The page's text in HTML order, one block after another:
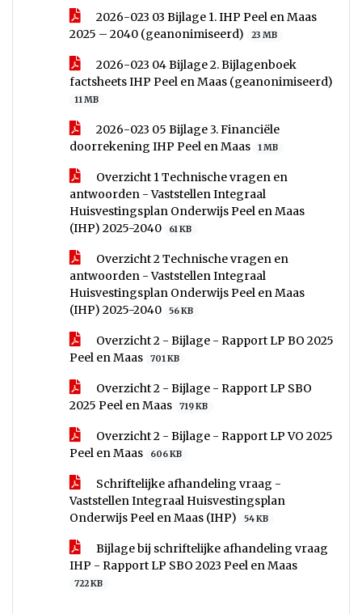
2026-023 03 Bijlage 1. IHP Peel en Maas
2025 – 2040 (geanonimiseerd)
23 MB
2026-023 04 Bijlage 2. Bijlagenboek
factsheets IHP Peel en Maas (geanonimiseerd)
11 MB
2026-023 05 Bijlage 3. Financiële
doorrekening IHP Peel en Maas
1 MB
Overzicht 1 Technische vragen en
antwoorden - Vaststellen Integraal
Huisvestingsplan Onderwijs Peel en Maas
(IHP) 2025-2040
61 KB
Overzicht 2 Technische vragen en
antwoorden - Vaststellen Integraal
Huisvestingsplan Onderwijs Peel en Maas
(IHP) 2025-2040
56 KB
Overzicht 2 - Bijlage - Rapport LP BO 2025
Peel en Maas
701 KB
Overzicht 2 - Bijlage - Rapport LP SBO
2025 Peel en Maas
719 KB
Overzicht 2 - Bijlage - Rapport LP VO 2025
Peel en Maas
606 KB
Schriftelijke afhandeling vraag -
Vaststellen Integraal Huisvestingsplan
Onderwijs Peel en Maas (IHP)
54 KB
Bijlage bij schriftelijke afhandeling vraag
IHP - Rapport LP SBO 2023 Peel en Maas
722 KB